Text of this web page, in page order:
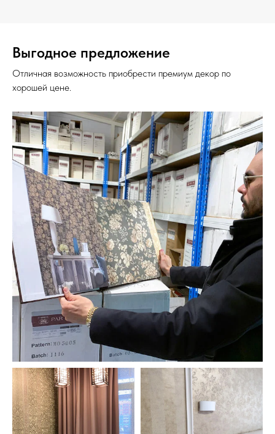
Выгодное предложение
Отличная возможность приобрести премиум декор по
хорошей цене.